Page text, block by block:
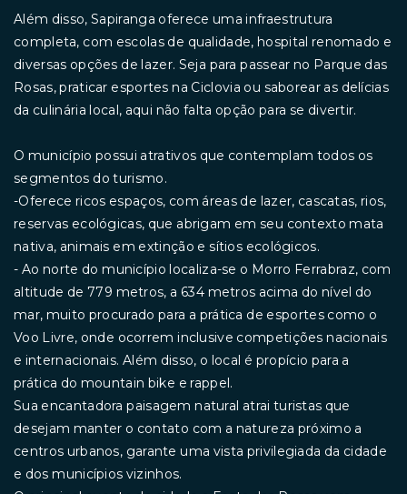
Além disso, Sapiranga oferece uma infraestrutura
completa, com escolas de qualidade, hospital renomado e
diversas opções de lazer. Seja para passear no Parque das
Rosas, praticar esportes na Ciclovia ou saborear as delícias
da culinária local, aqui não falta opção para se divertir.
O município possui atrativos que contemplam todos os
segmentos do turismo.
-Oferece ricos espaços, com áreas de lazer, cascatas, rios,
reservas ecológicas, que abrigam em seu contexto mata
nativa, animais em extinção e sítios ecológicos.
- Ao norte do município localiza-se o Morro Ferrabraz, com
altitude de 779 metros, a 634 metros acima do nível do
mar, muito procurado para a prática de esportes como o
Voo Livre, onde ocorrem inclusive competições nacionais
e internacionais. Além disso, o local é propício para a
prática do mountain bike e rappel.
Sua encantadora paisagem natural atrai turistas que
desejam manter o contato com a natureza próximo a
centros urbanos, garante uma vista privilegiada da cidade
e dos municípios vizinhos.